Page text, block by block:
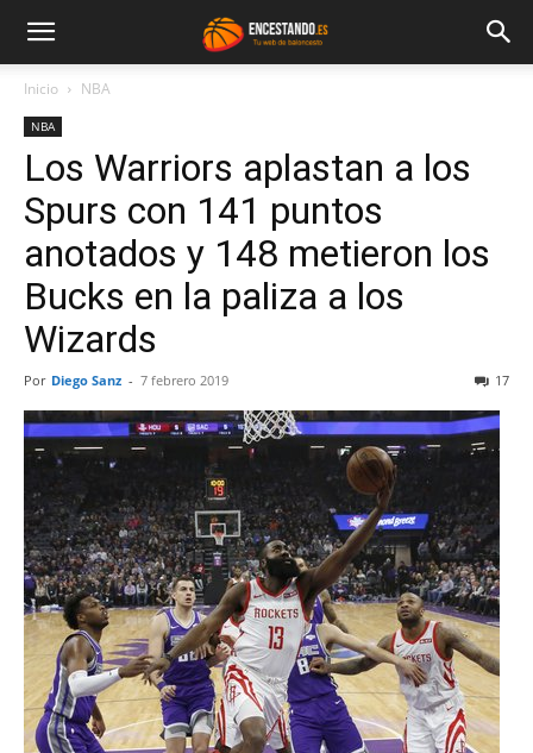
Inicio NBA
NBA
Los Warriors aplastan a los
Spurs con 141 puntos
anotados y 148 metieron los
Bucks en la paliza a los
Wizards
Por Diego Sanz - 7 febrero 2019 17